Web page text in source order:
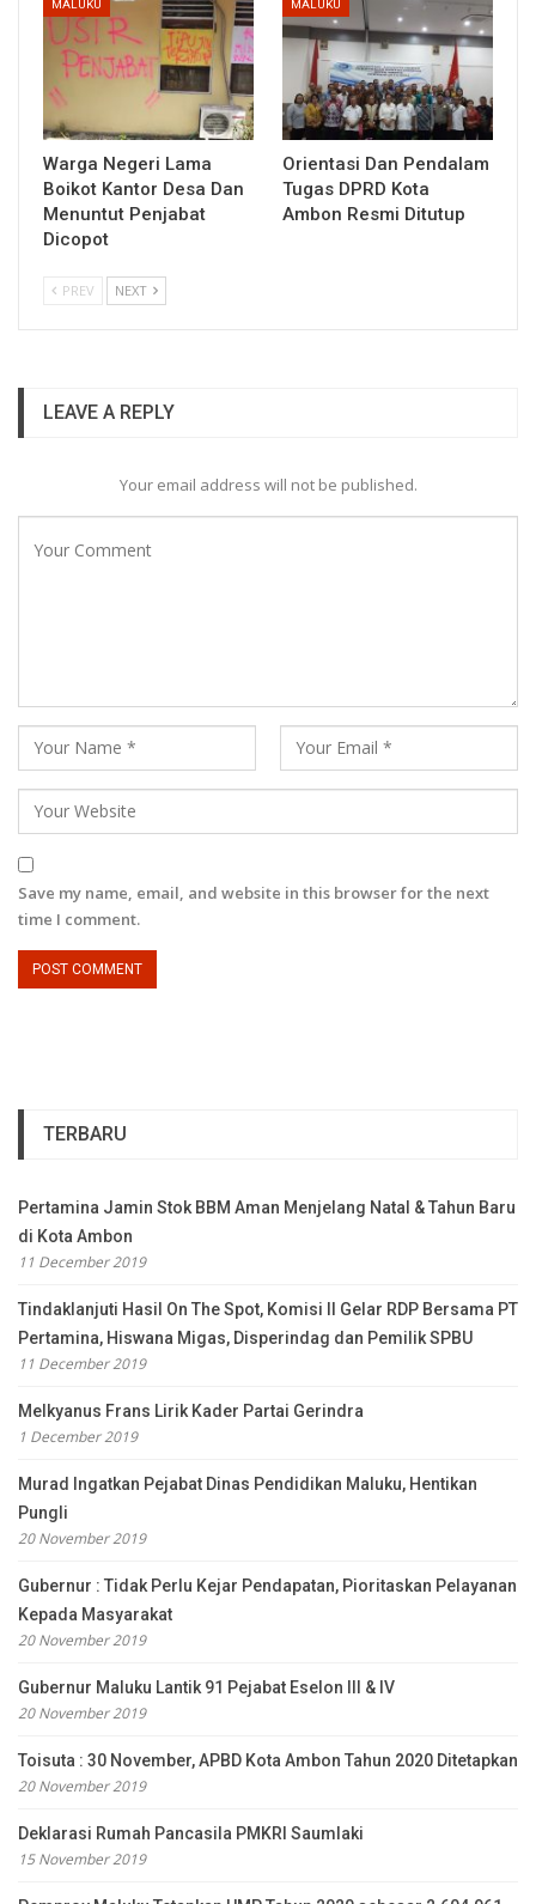
MALUKU
Warga Negeri Lama
Boikot Kantor Desa Dan
Menuntut Penjabat
Dicopot
MALUKU
Orientasi Dan Pendalam
Tugas DPRD Kota
Ambon Resmi Ditutup
PREV NEXT
LEAVE A REPLY
Your email address will not be published.
Save my name, email, and website in this browser for the next
time I comment.
TERBARU
Pertamina Jamin Stok BBM Aman Menjelang Natal & Tahun Baru
di Kota Ambon
11 December 2019
Tindaklanjuti Hasil On The Spot, Komisi II Gelar RDP Bersama PT
Pertamina, Hiswana Migas, Disperindag dan Pemilik SPBU
11 December 2019
Melkyanus Frans Lirik Kader Partai Gerindra
1 December 2019
Murad Ingatkan Pejabat Dinas Pendidikan Maluku, Hentikan
Pungli
20 November 2019
Gubernur : Tidak Perlu Kejar Pendapatan, Pioritaskan Pelayanan
Kepada Masyarakat
20 November 2019
Gubernur Maluku Lantik 91 Pejabat Eselon III & IV
20 November 2019
Toisuta : 30 November, APBD Kota Ambon Tahun 2020 Ditetapkan
20 November 2019
Deklarasi Rumah Pancasila PMKRI Saumlaki
15 November 2019